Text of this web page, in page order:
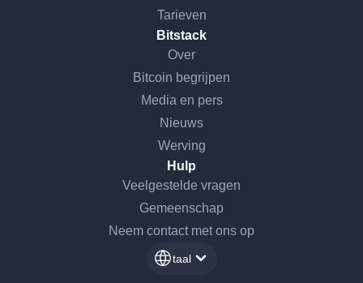
Tarieven
Bitstack
Over
Bitcoin begrijpen
Media en pers
Nieuws
Werving
Hulp
Veelgestelde vragen
Gemeenschap
Neem contact met ons op
taal